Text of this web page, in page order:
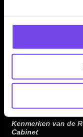
De Ruthless R500
geschikt voor
scoretelling.
Kenmerken van de
Cabinet